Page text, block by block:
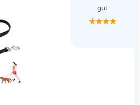
gut
★★★★